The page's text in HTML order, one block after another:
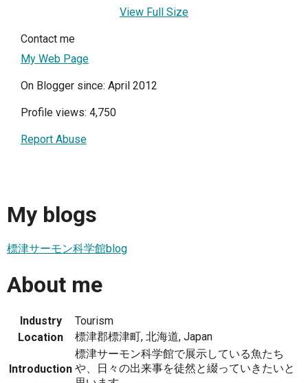
View Full Size
Contact me
My Web Page
On Blogger since: April 2012
Profile views: 4,750
Report Abuse
My blogs
標津サーモン科学館blog
About me
Industry
Tourism
Location
標津郡標津町, 北海道, Japan
Introduction
標津サーモン科学館で展示している魚たち
や、日々の出来事を徒然と綴っていきたいと